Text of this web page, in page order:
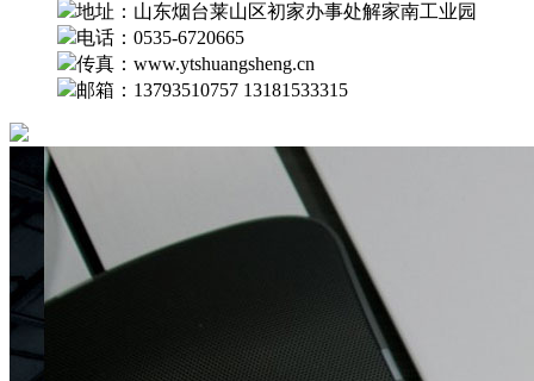
地址：山东烟台莱山区初家办事处解家南工业园
电话：0535-6720665
传真：www.ytshuangsheng.cn
邮箱：13793510757 13181533315